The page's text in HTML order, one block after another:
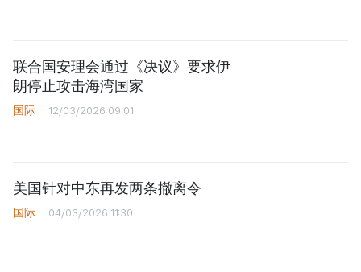
联合国安理会通过《决议》要求伊
朗停止攻击海湾国家
国际 12/03/2026 09:01
美国针对中东再发两条撤离令
国际 04/03/2026 11:30